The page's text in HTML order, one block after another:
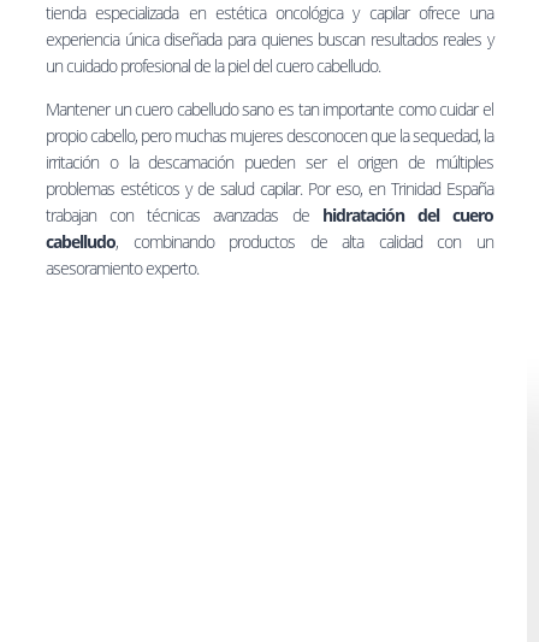
tienda especializada en estética oncológica y capilar ofrece una
experiencia única diseñada para quienes buscan resultados reales y
un cuidado profesional de la piel del cuero cabelludo.
Mantener un cuero cabelludo sano es tan importante como cuidar el
propio cabello, pero muchas mujeres desconocen que la sequedad, la
irritación o la descamación pueden ser el origen de múltiples
problemas estéticos y de salud capilar. Por eso, en Trinidad España
trabajan con técnicas avanzadas de hidratación del cuero
cabelludo, combinando productos de alta calidad con un
asesoramiento experto.